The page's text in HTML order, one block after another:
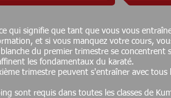
qui signifie que tant que vous vous
et si vous manquez votre cours,
du premier trimestre se
les fondamentaux du karaté.
trimestre peuvent s'entraîner avec
sont requis dans toutes les classes de